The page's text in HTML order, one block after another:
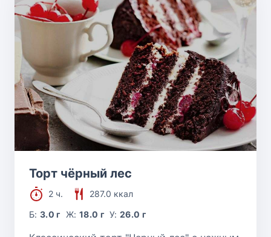
Торт чёрный лес
2 ч.
287.0 ккал
Б:3.0 г Ж: 18.0 г У:26.0 г